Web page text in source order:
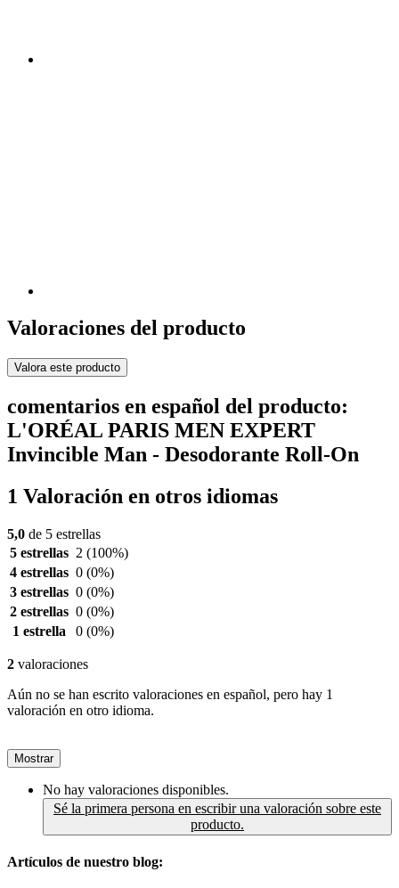
Valoraciones del producto
Valora este producto
comentarios en español del producto:
L'ORÉAL PARIS MEN EXPERT
Invincible Man - Desodorante Roll-On
1 Valoración en otros idiomas
5,0 de 5 estrellas
5 estrellas 2 (100%)
4 estrellas 0 (0%)
3 estrellas 0 (0%)
2 estrellas 0 (0%)
1 estrella
0 (0%)
2 valoraciones
Aún no se han escrito valoraciones en español, pero hay 1
valoración en otro idioma.
Mostrar
No hay valoraciones disponibles.
Sé la primera persona en escribir una valoración sobre este
producto.
Artículos de nuestro blog: